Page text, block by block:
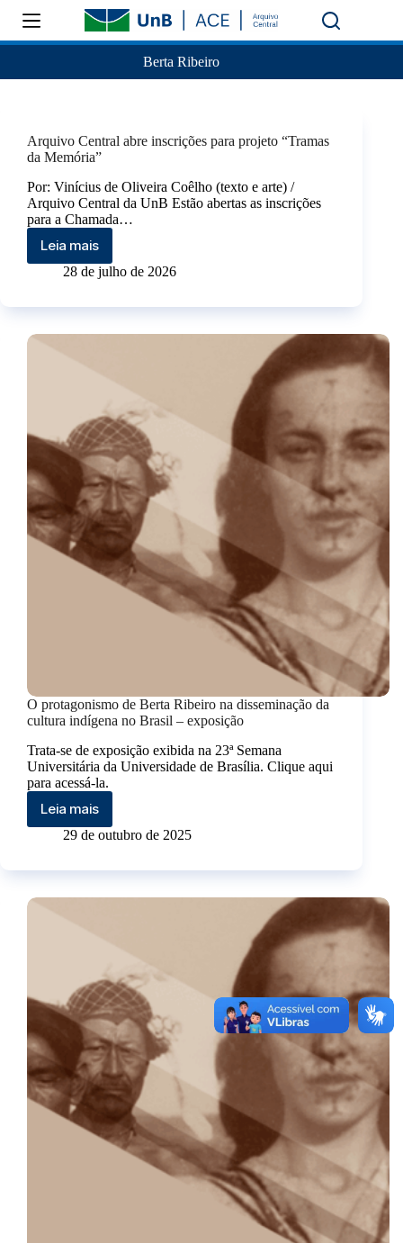
Berta Ribeiro
Arquivo Central abre inscrições para projeto “Tramas
da Memória”
​Por: Vinícius de Oliveira Coêlho (texto e arte) /
Arquivo Central da UnB Estão abertas as inscrições
para a Chamada…
Leia mais
28 de julho de 2026
O protagonismo de Berta Ribeiro na disseminação da
cultura indígena no Brasil – exposição
Trata-se de exposição exibida na 23ª Semana
Universitária da Universidade de Brasília. Clique aqui
para acessá-la.
Leia mais
29 de outubro de 2025